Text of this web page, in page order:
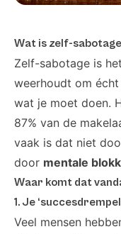
Wat is zelf-sabotage
Zelf-sabotage is
weerhoudt om
wat je moet doen.
87% van de
vaak is dat niet
door mentale
Waar komt dat
1. Je
Veel mensen